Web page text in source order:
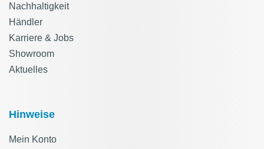
Nachhaltigkeit
Händler
Karriere & Jobs
Showroom
Aktuelles
Hinweise
Mein Konto